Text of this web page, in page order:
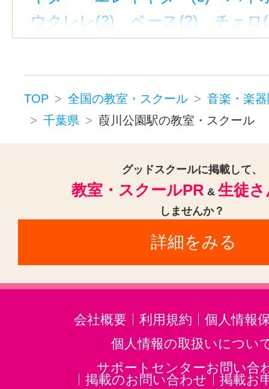
ウクレレ(3)
ベース(2)
チェロ
ジャズピアノ(1)
キーボード・
ドラム(3)
和太鼓(1)
パーカッ
オカリナ(1)
ハーモニカ(1)
トロンボーン(2)
チューバ(1)
トランペット(3)
クラリネット(3)
ゴスペル(1)
民族楽器(1)
二胡(3)
三味線(3)
邦楽・J-POP(3)
音楽・楽器その他(3)
TOP 全国の教室・スクール
音楽・楽
千葉県
葭川公園駅の教室・スクール
グッドスクールに掲載して、
教室・スクールPR & 生徒
しませんか？
詳細をみる
会社概要 利用規約
個人情報
個人情報の取扱いについ
サポートセンターお問い合
掲載のお問い合わせ
掲載お